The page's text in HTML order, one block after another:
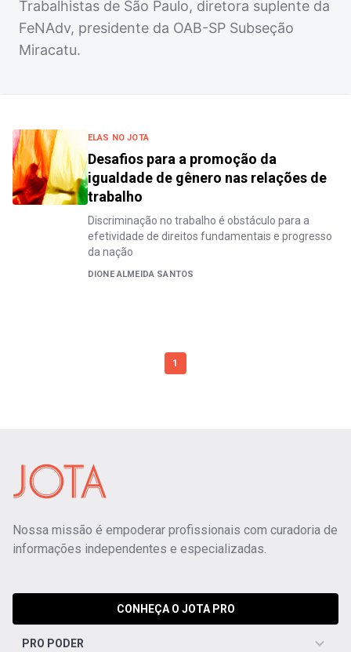
Trabalhistas de São Paulo, diretora suplente da
FeNAdv, presidente da OAB-SP Subseção
Miracatu.
ELAS NO JOTA
Desafios para a promoção da
igualdade de gênero nas relações de
trabalho
Discriminação no trabalho é obstáculo para a
efetividade de direitos fundamentais e progresso
da nação
DIONE ALMEIDA SANTOS
1
Nossa missão é empoderar profissionais com curadoria de
informações independentes e especializadas.
CONHEÇA O JOTA PRO
PRO PODER